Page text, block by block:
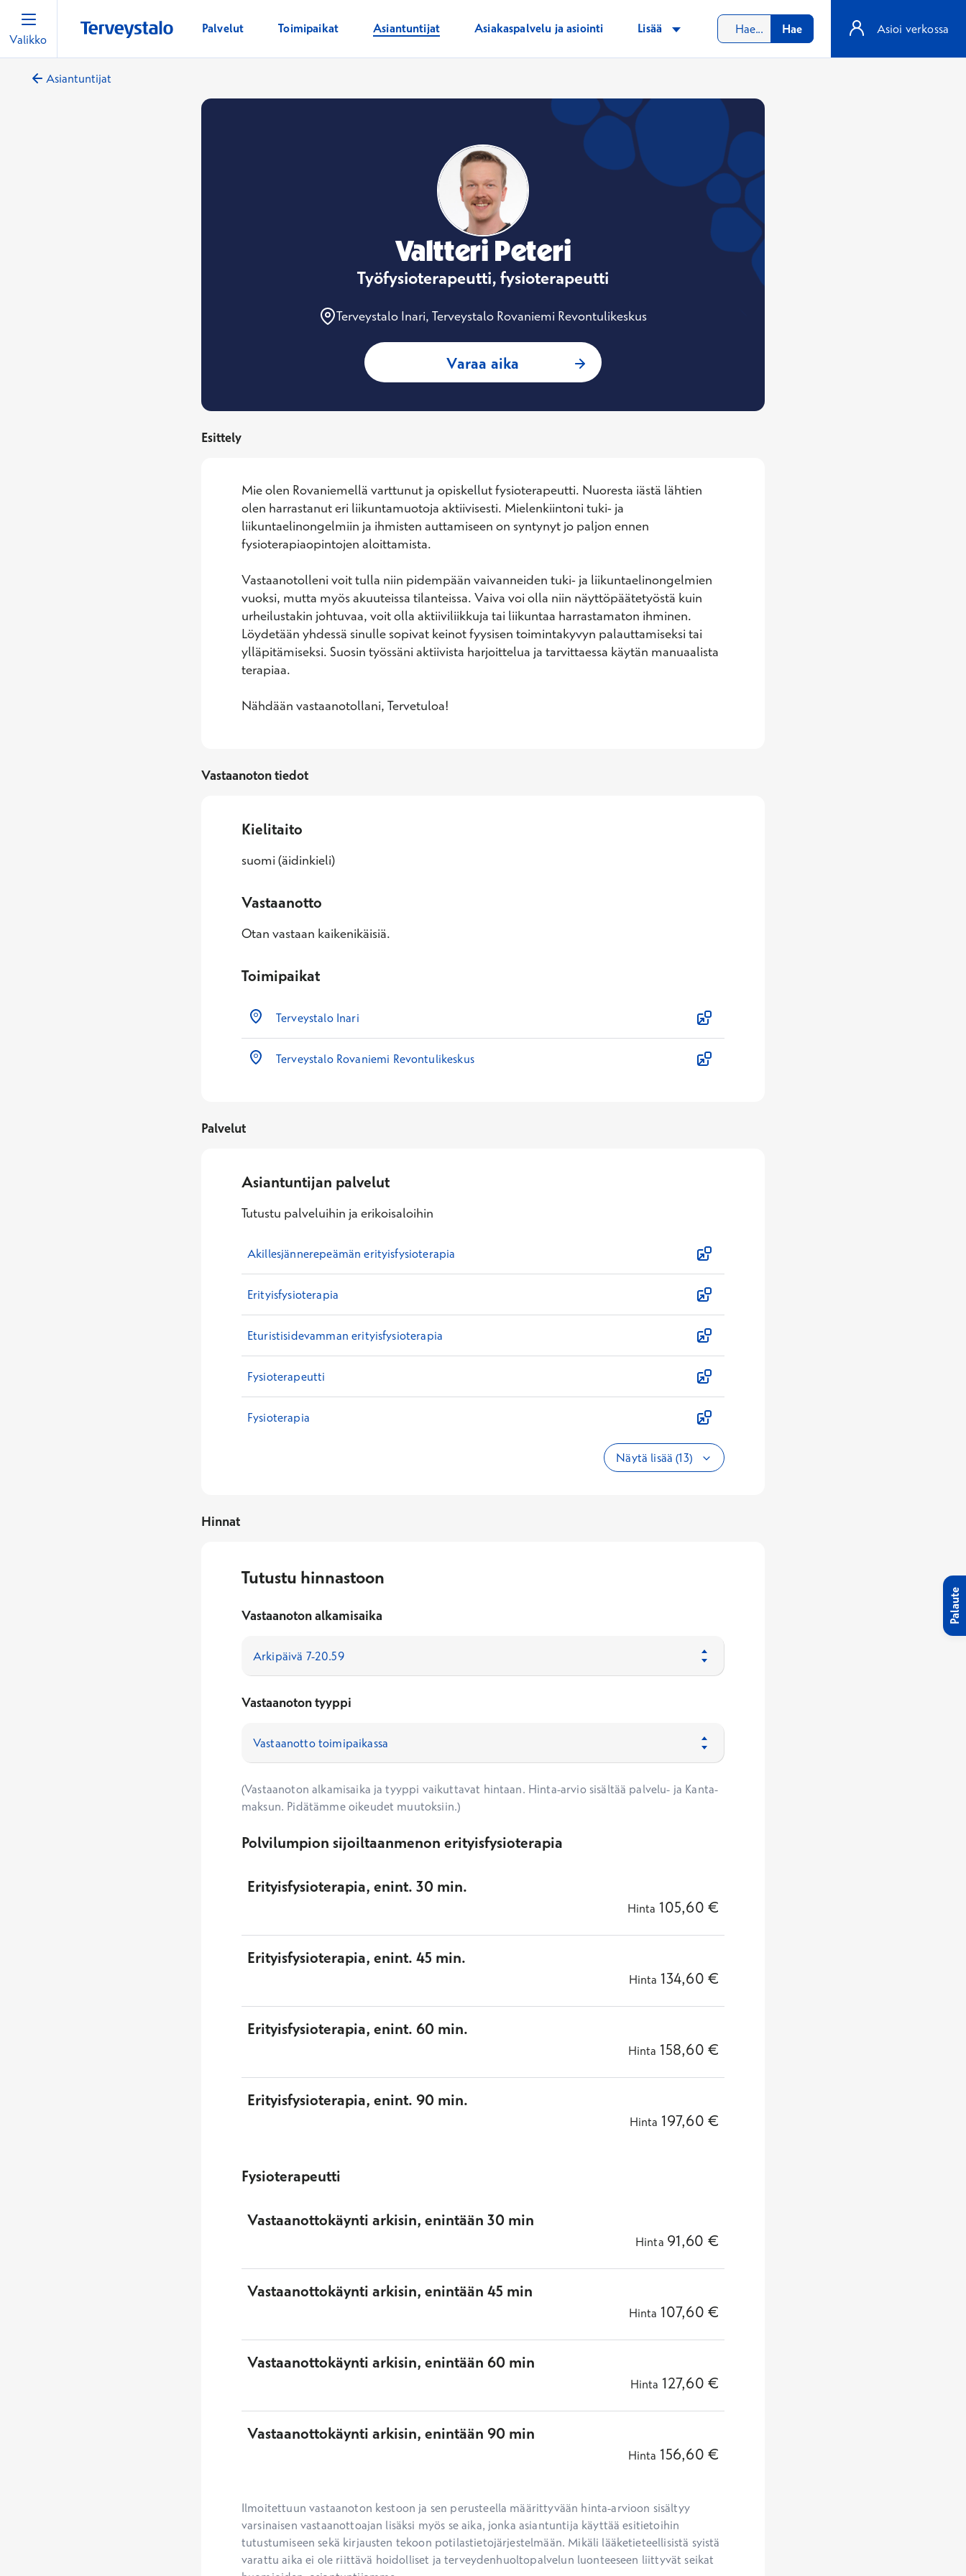
Valikko
Palvelut Toimipaikat Asiantuntijat Asiakaspalvelu ja asiointi Lisää Hae Asioi verkossa
Asiantuntijat
Valtteri Peteri
Työfysioterapeutti, fysioterapeutti
Terveystalo Inari, Terveystalo Rovaniemi Revontulikeskus
Varaa aika : Valtteri Peteri, Työfysioterapeutti, fysioterapeutti
Esittely
Mie olen Rovaniemellä varttunut ja opiskellut fysioterapeutti. Nuoresta iästä lähtien
olen harrastanut eri liikuntamuotoja aktiivisesti. Mielenkiintoni tuki- ja
liikuntaelinongelmiin ja ihmisten auttamiseen on syntynyt jo paljon ennen
fysioterapiaopintojen aloittamista.
Vastaanotolleni voit tulla niin pidempään vaivanneiden tuki- ja liikuntaelinongelmien
vuoksi, mutta myös akuuteissa tilanteissa. Vaiva voi olla niin näyttöpäätetyöstä kuin
urheilustakin johtuvaa, voit olla aktiiviliikkuja tai liikuntaa harrastamaton ihminen.
Löydetään yhdessä sinulle sopivat keinot fyysisen toimintakyvyn palauttamiseksi tai
ylläpitämiseksi. Suosin työssäni aktiivista harjoittelua ja tarvittaessa käytän manuaalista
terapiaa.
Nähdään vastaanotollani, Tervetuloa!
Vastaanoton tiedot
Kielitaito
suomi (äidinkieli)
Vastaanotto
Otan vastaan kaikenikäisiä.
Toimipaikat
Terveystalo Inari
Terveystalo Rovaniemi Revontulikeskus
Palvelut
Asiantuntijan palvelut
Tutustu palveluihin ja erikoisaloihin
Akillesjännerepeämän erityisfysioterapia
Erityisfysioterapia
Eturistisidevamman erityisfysioterapia
Fysioterapeutti
Fysioterapia
Näytä lisää (13)
Hinnat
Tutustu hinnastoon
Vastaanoton alkamisaika
Vastaanoton tyyppi
(Vastaanoton alkamisaika ja tyyppi vaikuttavat hintaan. Hinta-arvio sisältää palvelu- ja Kanta-
maksun. Pidätämme oikeudet muutoksiin.)
Polvilumpion sijoiltaanmenon erityisfysioterapia
Erityisfysioterapia, enint. 30 min.
Hinta 105,60 €
Erityisfysioterapia, enint. 45 min.
Hinta 134,60 €
Erityisfysioterapia, enint. 60 min.
Hinta 158,60 €
Erityisfysioterapia, enint. 90 min.
Hinta 197,60 €
Fysioterapeutti
Vastaanottokäynti arkisin, enintään 30 min
Hinta 91,60 €
Vastaanottokäynti arkisin, enintään 45 min
Hinta 107,60 €
Vastaanottokäynti arkisin, enintään 60 min
Hinta 127,60 €
Vastaanottokäynti arkisin, enintään 90 min
Hinta 156,60 €
Ilmoitettuun vastaanoton kestoon ja sen perusteella määrittyvään hinta-arvioon sisältyy
varsinaisen vastaanottoajan lisäksi myös se aika, jonka asiantuntija käyttää esitietoihin
tutustumiseen sekä kirjausten tekoon potilastietojärjestelmään. Mikäli lääketieteellisistä syistä
varattu aika ei ole riittävä hoidolliset ja terveydenhuoltopalvelun luonteeseen liittyvät seikat
Palaute